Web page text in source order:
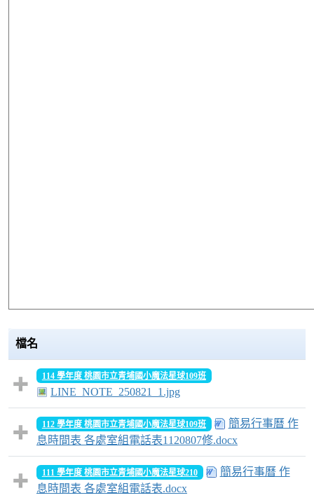
檔名
114 學年度 桃園市立青埔國小魔法星球109班
LINE_NOTE_250821_1.jpg
112 學年度 桃園市立青埔國小魔法星球109班
簡易行事曆 作
息時間表 各處室組電話表1120807修.docx
111 學年度 桃園市立青埔國小魔法星球210
簡易行事曆 作
息時間表 各處室組電話表.docx